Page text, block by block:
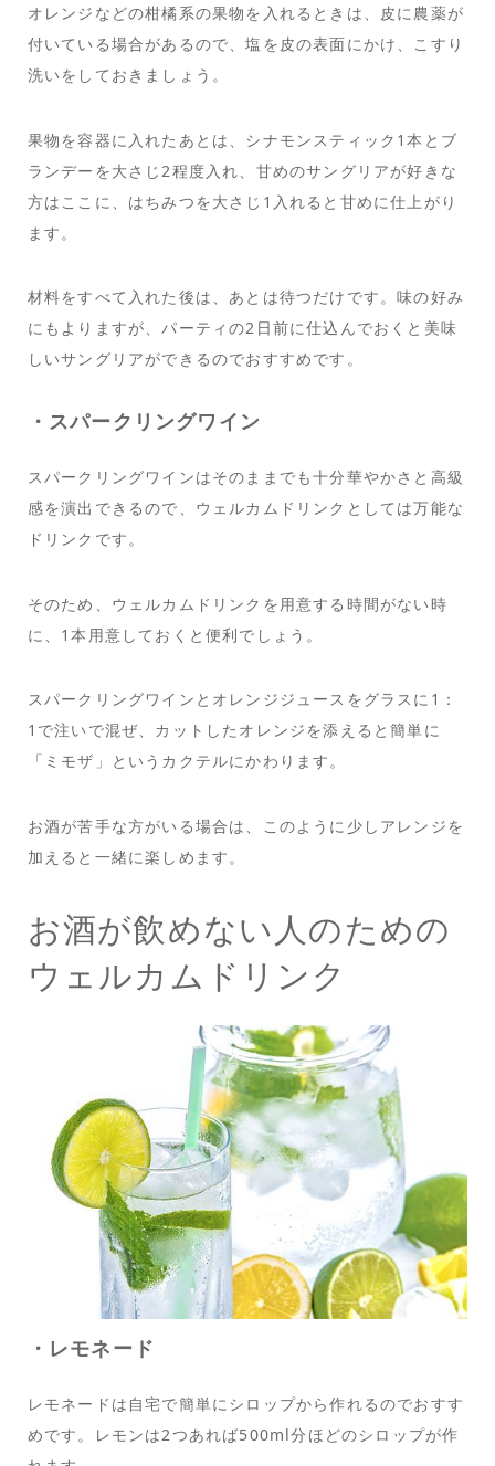
オレンジなどの柑橘系の果物を入れるときは、皮に農薬が
付いている場合があるので、塩を皮の表面にかけ、こすり
洗いをしておきましょう。
果物を容器に入れたあとは、シナモンスティック1本とブ
ランデーを大さじ2程度入れ、甘めのサングリアが好きな
方はここに、はちみつを大さじ1入れると甘めに仕上がり
ます。
材料をすべて入れた後は、あとは待つだけです。味の好み
にもよりますが、パーティの2日前に仕込んでおくと美味
しいサングリアができるのでおすすめです。
・スパークリングワイン
スパークリングワインはそのままでも十分華やかさと高級
感を演出できるので、ウェルカムドリンクとしては万能な
ドリンクです。
そのため、ウェルカムドリンクを用意する時間がない時
に、1本用意しておくと便利でしょう。
スパークリングワインとオレンジジュースをグラスに1：
1で注いで混ぜ、カットしたオレンジを添えると簡単に
「ミモザ」というカクテルにかわります。
お酒が苦手な方がいる場合は、このように少しアレンジを
加えると一緒に楽しめます。
お酒が飲めない人のための
ウェルカムドリンク
・レモネード
レモネードは自宅で簡単にシロップから作れるのでおすす
めです。レモンは2つあれば500ml分ほどのシロップが作